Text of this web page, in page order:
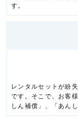
す。
レンタルセットが紛
です。そこで、お客
しん補償」、「あん